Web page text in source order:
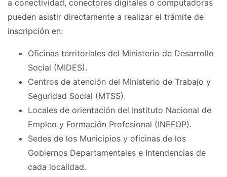
a conectividad, conectores digitales o computadoras
pueden asistir directamente a realizar el trámite de
inscripción en:
Oficinas territoriales del Ministerio de Desarrollo
Social (MIDES).
Centros de atención del Ministerio de Trabajo y
Seguridad Social (MTSS).
Locales de orientación del Instituto Nacional de
Empleo y Formación Profesional (INEFOP).
Sedes de los Municipios y oficinas de los
Gobiernos Departamentales e Intendencias de
cada localidad.